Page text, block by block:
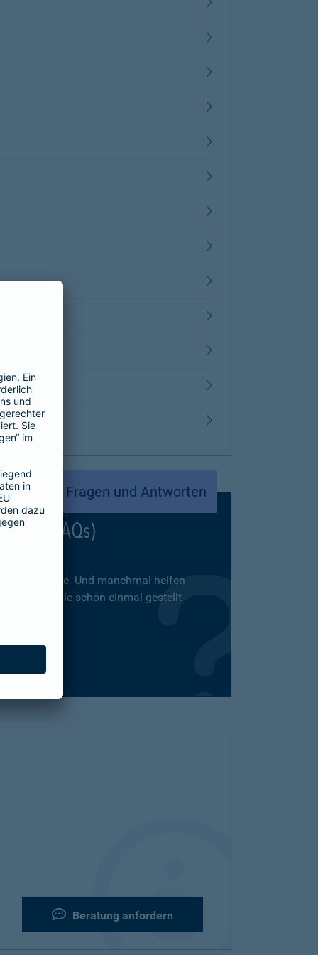
Fragen und Antworten
(FAQs)
von alleine. Und manchmal helfen
Fragen, die schon einmal gestellt
für Sie da.
Beratung anfordern